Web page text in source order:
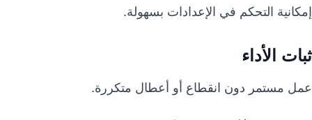
إمكانية التحكم في الإعدادات بسهولة.
ثبات الأداء
عمل مستمر دون انقطاع أو أعطال متكررة.